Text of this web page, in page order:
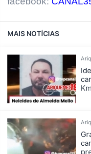
MAIS NOTÍCIAS